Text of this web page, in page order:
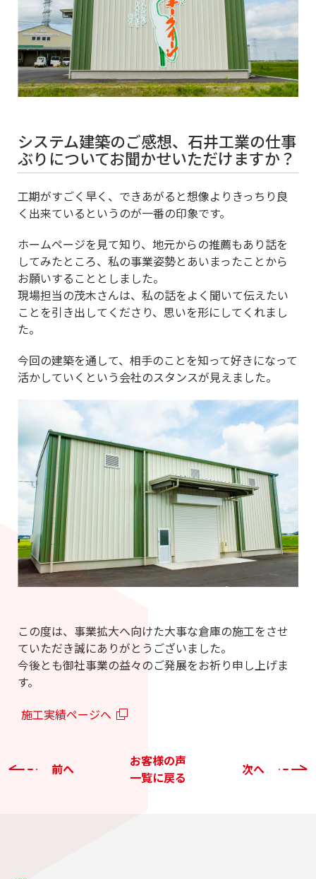
システム建築のご感想、石井工業の仕事
ぶりについてお聞かせいただけますか？
工期がすごく早く、できあがると想像よりきっちり良
く出来ているというのが一番の印象です。
ホームページを見て知り、地元からの推薦もあり話を
してみたところ、私の事業姿勢とあいまったことから
お願いすることとしました。
現場担当の茂木さんは、私の話をよく聞いて伝えたい
ことを引き出してくださり、思いを形にしてくれまし
た。
今回の建築を通して、相手のことを知って好きになって
活かしていくという会社のスタンスが見えました。
この度は、事業拡大へ向けた大事な倉庫の施工をさせ
ていただき誠にありがとうございました。
今後とも御社事業の益々のご発展をお祈り申し上げま
す。
施工実績ページへ
前へ
お客様の声
一覧に戻る
次へ